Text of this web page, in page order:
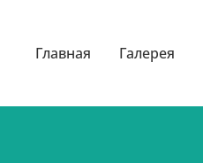
Главная Галерея